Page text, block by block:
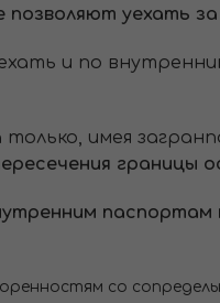
позволяют уехать
и по
имея
границы
паспортам
со